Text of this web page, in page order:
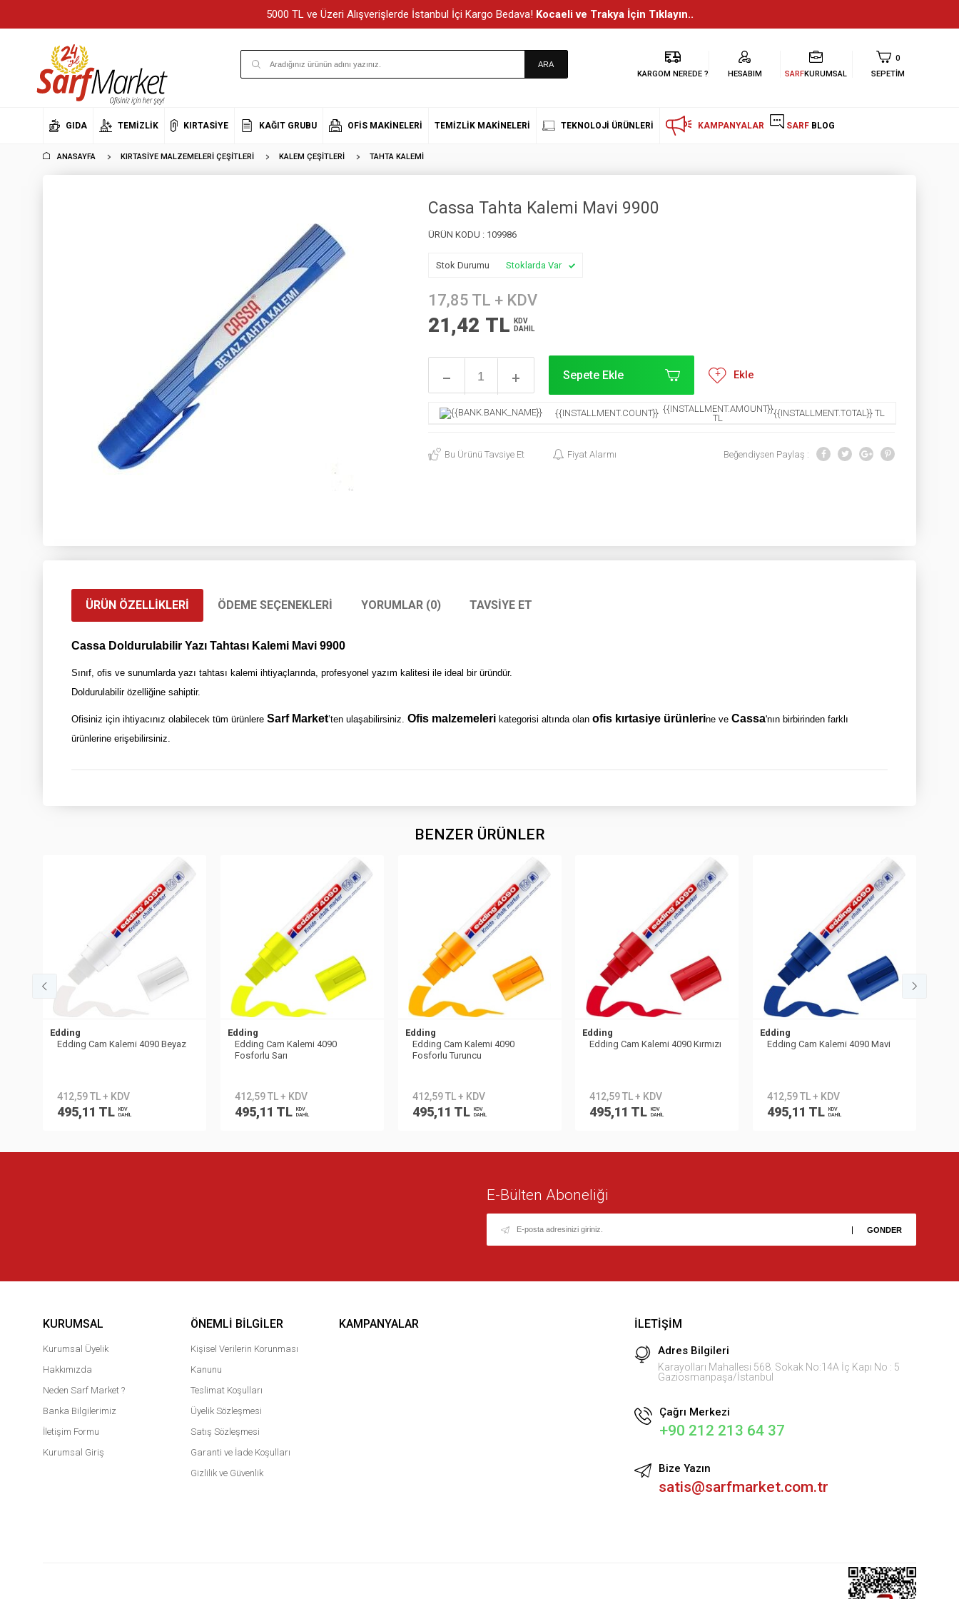
5000 TL ve Üzeri Alışverişlerde İstanbul İçi Kargo Bedava! Kocaeli ve Trakya İçin Tıklayın..
KARGOM NEREDE ? HESABIM SARFKURUMSAL
0
SEPETIM
GIDA TEMIZLIK KIRTASIYE KAĞIT GRUBU OFIS MAKINELERI TEMIZLIK MAKINELERI TEKNOLOJI ÜRÜNLERI KAMPANYALAR SARF BLOG
ANASAYFA KIRTASIYE MALZEMELERI ÇEŞITLERI KALEM ÇEŞITLERI TAHTA KALEMI
Cassa Tahta Kalemi Mavi 9900
ÜRÜN KODU : 109986
Stok Durumu Stoklarda Var
17,85 TL + KDV
21,42 TL
KDV
DAHİL
Sepete Ekle Ekle
{{INSTALLMENT.COUNT}} {{INSTALLMENT.AMOUNT}}
TL
{{INSTALLMENT.TOTAL}} TL
Bu Ürünü Tavsiye Et Fiyat Alarmı Beğendiysen Paylaş :
ÜRÜN ÖZELLIKLERI ÖDEME SEÇENEKLERI YORUMLAR (0) TAVSIYE ET
Cassa Doldurulabilir Yazı Tahtası Kalemi Mavi 9900
Sınıf, ofis ve sunumlarda yazı tahtası kalemi ihtiyaçlarında, profesyonel yazım kalitesi ile ideal bir üründür.
Doldurulabilir özelliğine sahiptir.
Ofisiniz için ihtiyacınız olabilecek tüm ürünlere Sarf Market’ten ulaşabilirsiniz. Ofis malzemeleri kategorisi altında olan ofis kırtasiye ürünlerine ve Cassa'nın birbirinden farklı
ürünlerine erişebilirsiniz.
BENZER ÜRÜNLER
Edding
Edding Cam Kalemi 4090 Beyaz
412,59 TL + KDV
495,11 TL
KDV
DAHİL
Edding
Edding Cam Kalemi 4090
Fosforlu Sarı
412,59 TL + KDV
495,11 TL
KDV
DAHİL
Edding
Edding Cam Kalemi 4090
Fosforlu Turuncu
412,59 TL + KDV
495,11 TL
KDV
DAHİL
Edding
Edding Cam Kalemi 4090 Kırmızı
412,59 TL + KDV
495,11 TL
KDV
DAHİL
Edding
Edding Cam Kalemi 4090 Mavi
412,59 TL + KDV
495,11 TL
KDV
DAHİL
E-Bülten Aboneliği
KURUMSAL
Kurumsal Üyelik
Hakkımızda
Neden Sarf Market ?
Banka Bilgilerimiz
İletişim Formu
Kurumsal Giriş
ÖNEMLI BILGILER
Kişisel Verilerin Korunması
Kanunu
Teslimat Koşulları
Üyelik Sözleşmesi
Satış Sözleşmesi
Garanti ve İade Koşulları
Gizlilik ve Güvenlik
KAMPANYALAR İLETIŞIM
Adres Bilgileri
Karayolları Mahallesi 568. Sokak No:14A İç Kapı No : 5
Gaziosmanpaşa/İstanbul
Çağrı Merkezi
+90 212 213 64 37
Bize Yazın
satis@sarfmarket.com.tr